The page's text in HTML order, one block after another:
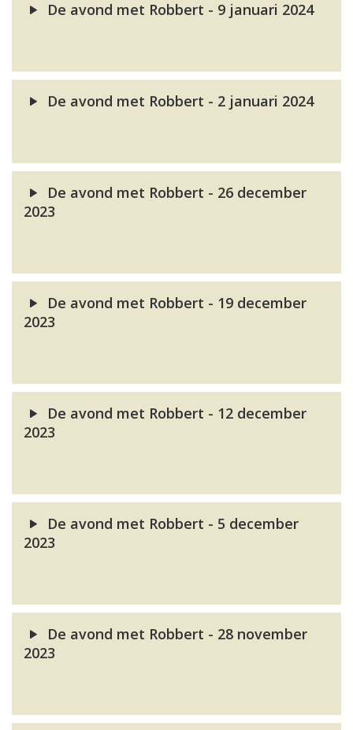
De avond met Robbert - 9 januari 2024
De avond met Robbert - 2 januari 2024
De avond met Robbert - 26 december
2023
De avond met Robbert - 19 december
2023
De avond met Robbert - 12 december
2023
De avond met Robbert - 5 december
2023
De avond met Robbert - 28 november
2023